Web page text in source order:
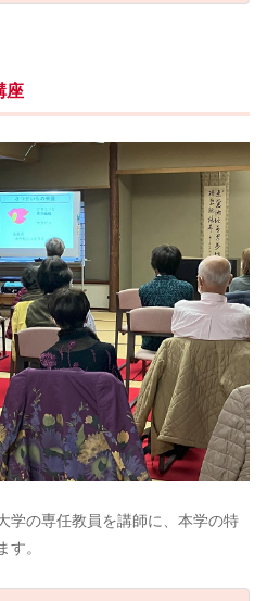
座
学の専任教員を講師に、本学の特
す。